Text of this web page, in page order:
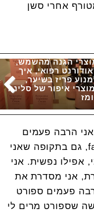
אחרי סשן
הגנה מהשמש,
רפואי, איך
פריז בשיער,
איפור של סלינה
הרבה פעמים
עושה fakw it till you make it, גם בתקופה שאני
אפילו נפשית. אני
אני מסדרת את
פעמים ספורט
שספורט מרים לי